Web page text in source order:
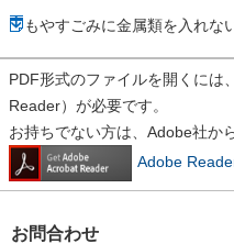
もやすごみに金属類を入れな
PDF形式のファイルを開くには
Reader）が必要です。
お持ちでない方は、Adobe社か
Adobe
お問合わせ